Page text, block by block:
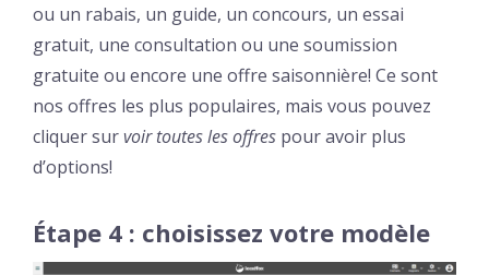
ou un rabais, un guide, un concours, un essai
gratuit, une consultation ou une soumission
gratuite ou encore une offre saisonnière! Ce sont
nos offres les plus populaires, mais vous pouvez
cliquer survoir toutes les offres pour avoir plus
d’options!
Étape 4 : choisissez votre modèle